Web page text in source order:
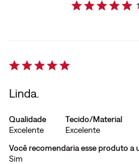
1
Linda.
Qualidade
Excelente
Tecido/Material
Excelente
Você recomendaria esse produto a
Sim